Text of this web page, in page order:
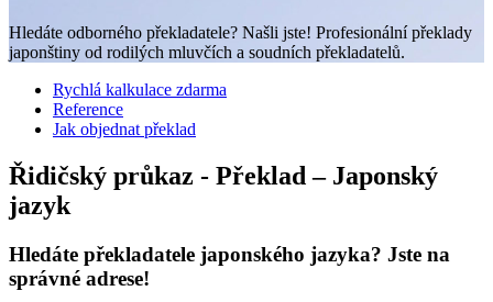
Hledáte odborného překladatele? Našli jste! Profesionální překlady
japonštiny od rodilých mluvčích a soudních překladatelů.
Rychlá kalkulace zdarma
Reference
Jak objednat překlad
Řidičský průkaz - Překlad – Japonský
jazyk
Hledáte překladatele japonského jazyka? Jste na
správné adrese!